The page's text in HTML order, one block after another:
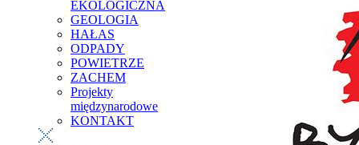
EKOLOGICZNA
GEOLOGIA
HAŁAS
ODPADY
POWIETRZE
ZACHEM
Projekty
międzynarodowe
KONTAKT